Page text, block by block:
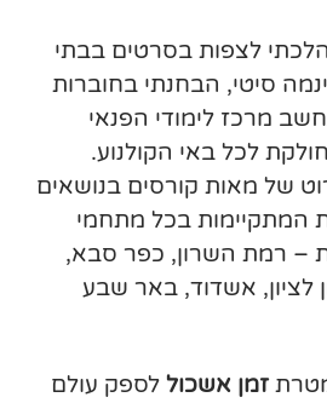
לצפות בסרטים בבתי
סיטי, הבחנתי בחוברות
מרכז לימודי הפנאי
לכל באי הקולנוע.
של מאות קורסים בנושאים
המתקיימות בכל מתחמי
– רמת השרון, כפר סבא,
לציון, אשדוד, באר שבע
זמן אשכול לספק עולם